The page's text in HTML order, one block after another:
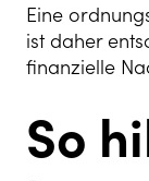
Eine
ist daher
finanzielle
So